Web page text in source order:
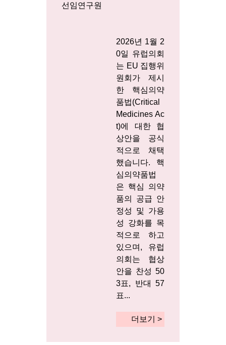
선임연구원
2026년 1월 2
0일 유럽의회
는 EU 집행위
원회가 제시
한 핵심의약
품법(Critical
Medicines Ac
t)에 대한 협
상안을 공식
적으로 채택
했습니다. 핵
심의약품법
은 핵심 의약
품의 공급 안
정성 및 가용
성 강화를 목
적으로 하고
있으며, 유럽
의회는 협상
안을 찬성 50
3표, 반대 57
표...
더보기 >